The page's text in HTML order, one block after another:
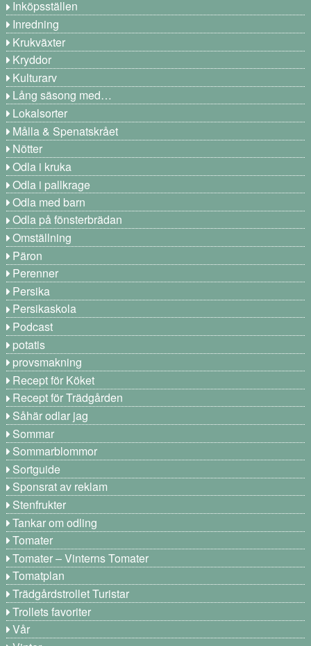
Inköpsställen
Inredning
Krukväxter
Kryddor
Kulturarv
Lång säsong med…
Lokalsorter
Målla & Spenatskrået
Nötter
Odla i kruka
Odla i pallkrage
Odla med barn
Odla på fönsterbrädan
Omställning
Päron
Perenner
Persika
Persikaskola
Podcast
potatis
provsmakning
Recept för Köket
Recept för Trädgården
Såhär odlar jag
Sommar
Sommarblommor
Sortguide
Sponsrat av reklam
Stenfrukter
Tankar om odling
Tomater
Tomater – Vinterns Tomater
Tomatplan
Trädgårdstrollet Turistar
Trollets favoriter
Vår